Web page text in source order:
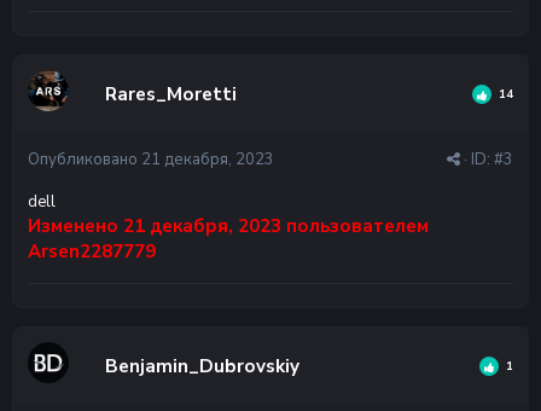
Rares_Moretti 14
· ID: #3
Опубликовано 21 декабря, 2023
dell
Изменено 21 декабря, 2023 пользователем
Arsen2287779
Benjamin_Dubrovskiy 1